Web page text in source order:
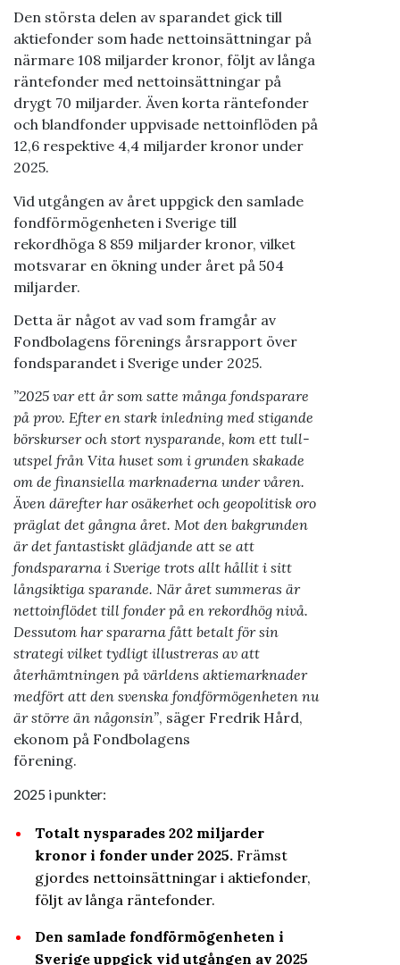
Den största delen av sparandet gick till
aktiefonder som hade nettoinsättningar på
närmare 108 miljarder kronor, följt av långa
räntefonder med nettoinsättningar på
drygt 70 miljarder. Även korta räntefonder
och blandfonder uppvisade nettoinflöden på
12,6 respektive 4,4 miljarder kronor under
2025.
Vid utgången av året uppgick den samlade
fondförmögenheten i Sverige till
rekordhöga 8 859 miljarder kronor, vilket
motsvarar en ökning under året på 504
miljarder.
Detta är något av vad som framgår av
Fondbolagens förenings årsrapport över
fondsparandet i Sverige under 2025.
”2025 var ett år som satte många fondsparare
på prov. Efter en stark inledning med stigande
börskurser och stort nysparande, kom ett tull-
utspel från Vita huset som i grunden skakade
om de finansiella marknaderna under våren.
Även därefter har osäkerhet och geopolitisk oro
präglat det gångna året. Mot den bakgrunden
är det fantastiskt glädjande att se att
fondspararna i Sverige trots allt hållit i sitt
långsiktiga sparande. När året summeras är
nettoinflödet till fonder på en rekordhög nivå.
Dessutom har spararna fått betalt för sin
strategi vilket tydligt illustreras av att
återhämtningen på världens aktiemarknader
medfört att den svenska fondförmögenheten nu
är större än någonsin”, säger Fredrik Hård,
ekonom på Fondbolagens
förening.
2025 i punkter:
Totalt nysparades 202 miljarder
kronor i fonder under 2025. Främst
gjordes nettoinsättningar i aktiefonder,
följt av långa räntefonder.
Den samlade fondförmögenheten i
Sverige uppgick vid utgången av 2025